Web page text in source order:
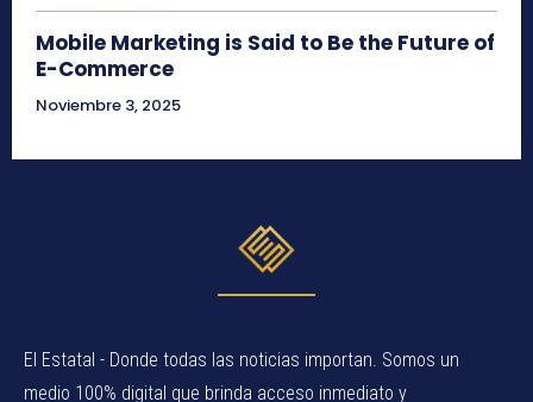
Mobile Marketing is Said to Be the Future of
E-Commerce
Noviembre 3, 2025
El Estatal - Donde todas las noticias importan. Somos un
medio 100% digital que brinda acceso inmediato y